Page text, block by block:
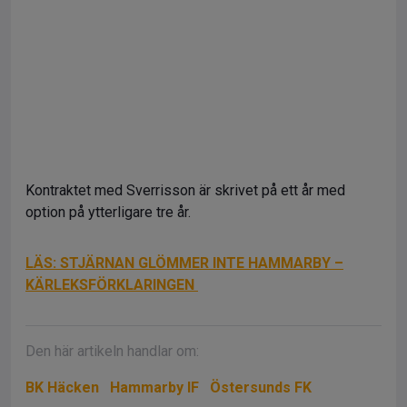
Kontraktet med Sverrisson är skrivet på ett år med
option på ytterligare tre år.
LÄS: STJÄRNAN GLÖMMER INTE HAMMARBY –
KÄRLEKSFÖRKLARINGEN
Den här artikeln handlar om:
BK Häcken Hammarby IF Östersunds FK